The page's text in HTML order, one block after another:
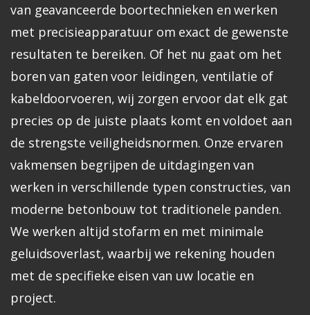
van geavanceerde boortechnieken en werken
met precisieapparatuur om exact de gewenste
resultaten te bereiken. Of het nu gaat om het
boren van gaten voor leidingen, ventilatie of
kabeldoorvoeren, wij zorgen ervoor dat elk gat
precies op de juiste plaats komt en voldoet aan
de strengste veiligheidsnormen. Onze ervaren
vakmensen begrijpen de uitdagingen van
werken in verschillende typen constructies, van
moderne betonbouw tot traditionele panden.
We werken altijd stofarm en met minimale
geluidsoverlast, waarbij we rekening houden
met de specifieke eisen van uw locatie en
project.